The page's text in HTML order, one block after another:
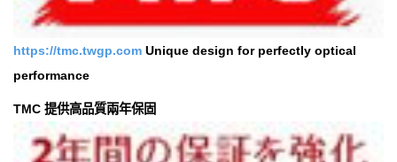
https://tmc.twgp.com Unique design for perfectly optical
performance
TMC 提供高品質兩年保固